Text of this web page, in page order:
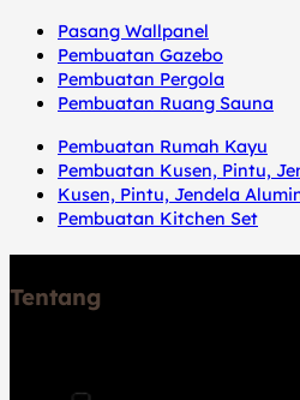
Pasang Wallpanel
Pembuatan Gazebo
Pembuatan Pergola
Pembuatan Ruang Sauna
Pembuatan Rumah Kayu
Pembuatan Kusen, Pintu,
Kusen, Pintu, Jendela
Pembuatan Kitchen Set
Tentang